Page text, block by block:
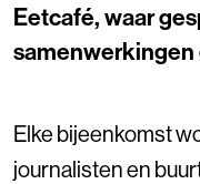
Eetcafé, waar
Elke bijeenkomst
journalisten en